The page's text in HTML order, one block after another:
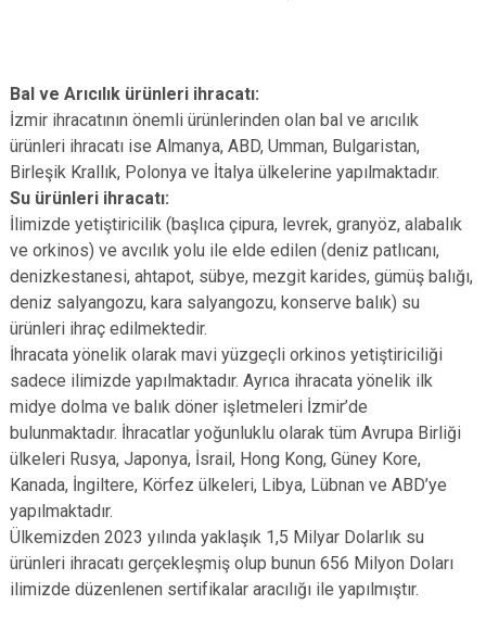
Bal ve Arıcılık ürünleri ihracatı:
İzmir ihracatının önemli ürünlerinden olan bal ve arıcılık
ürünleri ihracatı ise Almanya, ABD, Umman, Bulgaristan,
Birleşik Krallık, Polonya ve İtalya ülkelerine yapılmaktadır.
Su ürünleri ihracatı:
İlimizde yetiştiricilik (başlıca çipura, levrek, granyöz, alabalık
ve orkinos) ve avcılık yolu ile elde edilen (deniz patlıcanı,
denizkestanesi, ahtapot, sübye, mezgit karides, gümüş balığı,
deniz salyangozu, kara salyangozu, konserve balık) su
ürünleri ihraç edilmektedir.
İhracata yönelik olarak mavi yüzgeçli orkinos yetiştiriciliği
sadece ilimizde yapılmaktadır. Ayrıca ihracata yönelik ilk
midye dolma ve balık döner işletmeleri İzmir’de
bulunmaktadır. İhracatlar yoğunluklu olarak tüm Avrupa Birliği
ülkeleri Rusya, Japonya, İsrail, Hong Kong, Güney Kore,
Kanada, İngiltere, Körfez ülkeleri, Libya, Lübnan ve ABD’ye
yapılmaktadır.
Ülkemizden 2023 yılında yaklaşık 1,5 Milyar Dolarlık su
ürünleri ihracatı gerçekleşmiş olup bunun 656 Milyon Doları
ilimizde düzenlenen sertifikalar aracılığı ile yapılmıştır.